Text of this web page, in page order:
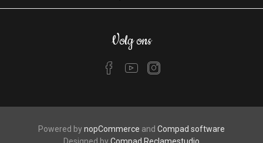
Volg ons
Powered bynopCommerce and Compad software